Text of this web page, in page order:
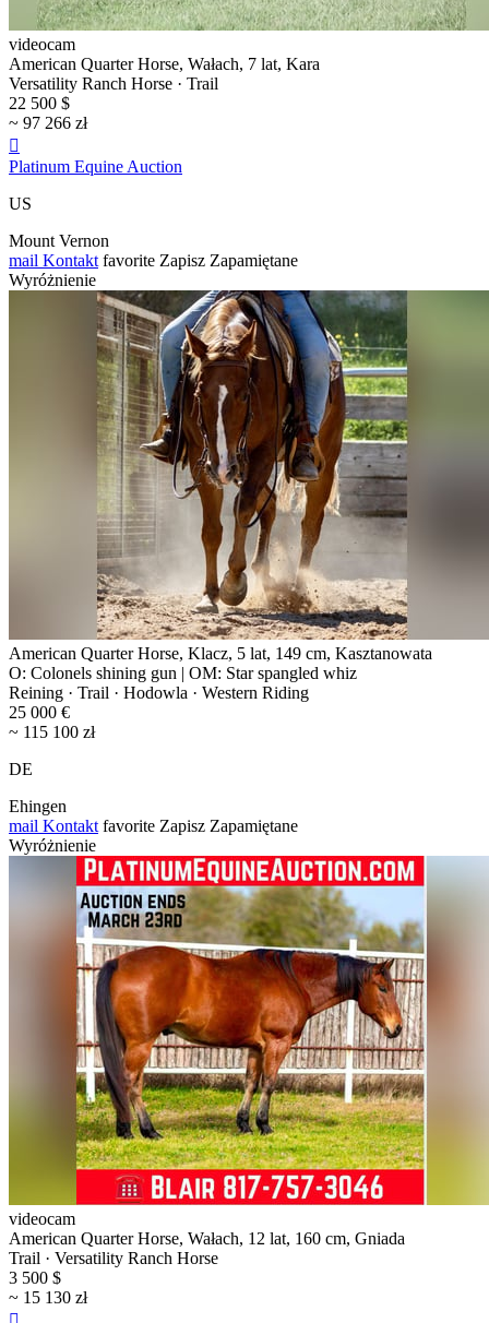
videocam
American Quarter Horse, Wałach, 7 lat, Kara
Versatility Ranch Horse · Trail
22 500 $
~ 97 266 zł

Platinum Equine Auction
US
Mount Vernon
mail Kontakt favorite Zapisz Zapamiętane
Wyróżnienie
American Quarter Horse, Klacz, 5 lat, 149 cm, Kasztanowata
O: Colonels shining gun | OM: Star spangled whiz
Reining · Trail · Hodowla · Western Riding
25 000 €
~ 115 100 zł
DE
Ehingen
mail Kontakt favorite Zapisz Zapamiętane
Wyróżnienie
videocam
American Quarter Horse, Wałach, 12 lat, 160 cm, Gniada
Trail · Versatility Ranch Horse
3 500 $
~ 15 130 zł